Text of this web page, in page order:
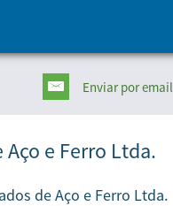
Enviarpor email
e Ferro Ltda.
de Aço e Ferro Ltda.